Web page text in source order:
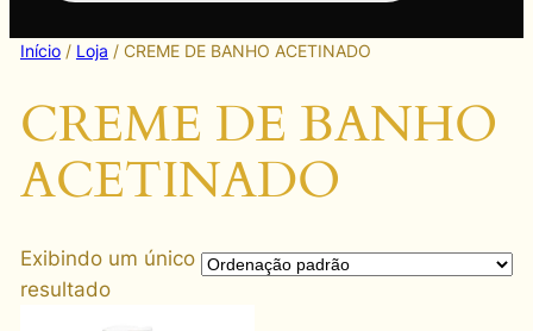
Início/ Loja / CREME DE BANHO ACETINADO
CREME DE BANHO
ACETINADO
Exibindo um único
resultado